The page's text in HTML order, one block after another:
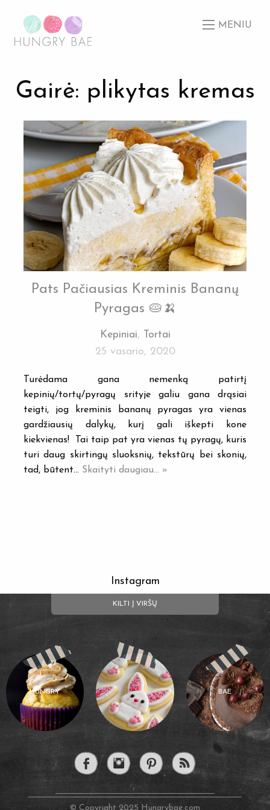
MENIU
Gairė: plikytas kremas
Pats Pačiausias Kreminis Bananų
Pyragas 🥧🍌
Kepiniai,
Tortai
25 vasario, 2020
Turėdama gana nemenką patirtį
kepinių/tortų/pyragų srityje galiu gana drąsiai
teigti, jog kreminis bananų pyragas yra vienas
gardžiausių dalykų, kurį gali iškepti kone
kiekvienas! Tai taip pat yra vienas tų pyragų, kuris
turi daug skirtingų sluoksnių, tekstūrų bei skonių,
tad, būtent… Skaityti daugiau... »
Instagram
KILTI Į VIRŠŲ
HUNGRY BAE
© Copyright 2025 Hungrybae.com